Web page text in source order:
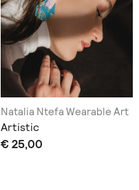
Natalia Ntefa Wearable Art
Artistic
€ 25,00